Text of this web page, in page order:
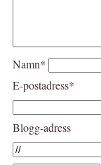
Namn*
E-postadress*
Blogg-adress